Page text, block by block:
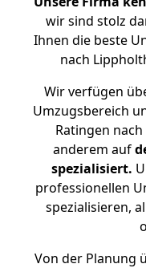
wir sind stolz
Ihnen die beste
nach
Wir verfügen
Umzugsbereich
Ratingen
anderem auf
spezialisiert.
professionellen
spezialisieren,
Von der Planung